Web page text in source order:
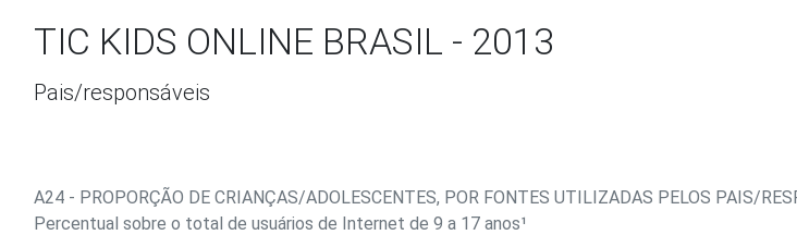
TIC KIDS ONLINE BRASIL - 2013
Pais/responsáveis
A24 - PROPORÇÃO DE CRIANÇAS/ADOLESCENTES, POR FONTES UTILIZADAS PELOS PAIS/
Percentual sobre o total de usuários de Internet de 9 a 17 anos¹